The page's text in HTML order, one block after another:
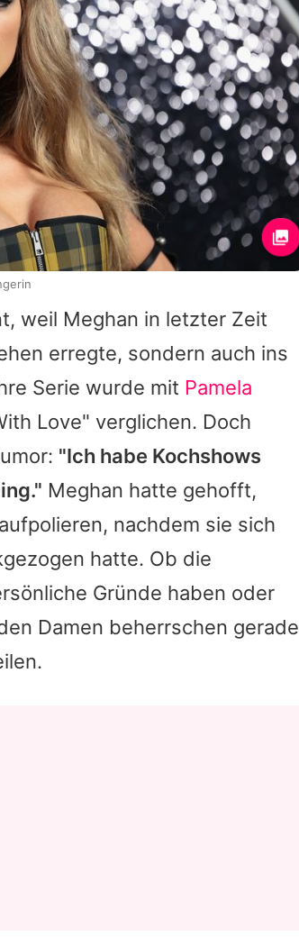
weil Meghan in letzter Zeit
erregte, sondern auch ins
Serie wurde mit Pamela
Love" verglichen. Doch
"Ich habe Kochshows
Meghan hatte gehofft,
nachdem sie sich
hatte. Ob die
Gründe haben oder
Damen beherrschen gerade